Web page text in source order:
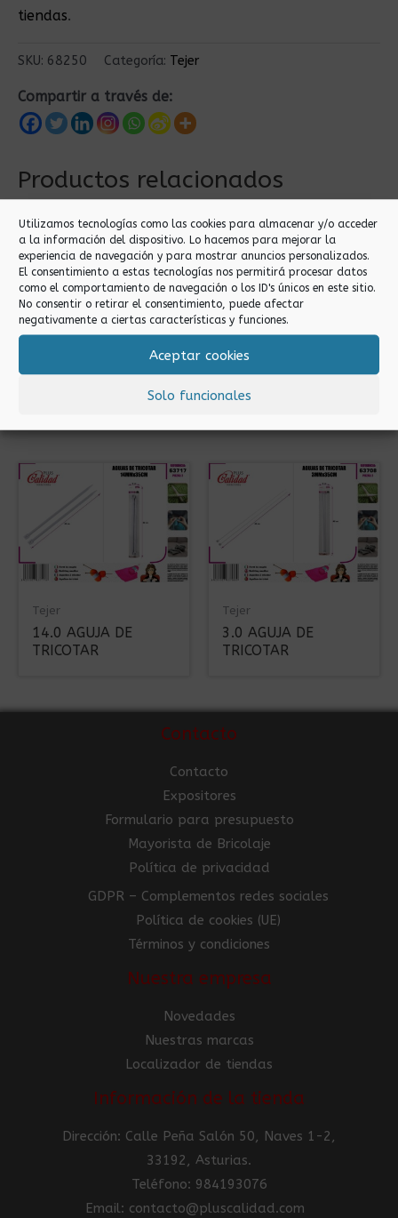
Utilizamos tecnologías como las cookies para almacenar y/o acceder
a la información del dispositivo. Lo hacemos para mejorar la
experiencia de navegación y para mostrar anuncios personalizados.
El consentimiento a estas tecnologías nos permitirá procesar datos
como el comportamiento de navegación o los ID's únicos en este sitio.
No consentir o retirar el consentimiento, puede afectar
negativamente a ciertas características y funciones.
Aceptar cookies
Solo funcionales
tiendas.
SKU: 68250 Categoría: Tejer
Compartir a través de:
Productos relacionados
Tejer
CIRCULAR
Tejer
14.0 AGUJA DE
TRICOTAR
Tejer
3.0 AGUJA DE
TRICOTAR
Contacto
Contacto
Expositores
Formulario para presupuesto
Mayorista de Bricolaje
Política de privacidad
GDPR – Complementos redes sociales
Política de cookies (UE)
Términos y condiciones
Nuestra empresa
Novedades
Nuestras marcas
Localizador de tiendas
Información de la tienda
Dirección: Calle Peña Salón 50, Naves 1-2,
33192, Asturias.
Teléfono: 984193076
Email: contacto@pluscalidad.com